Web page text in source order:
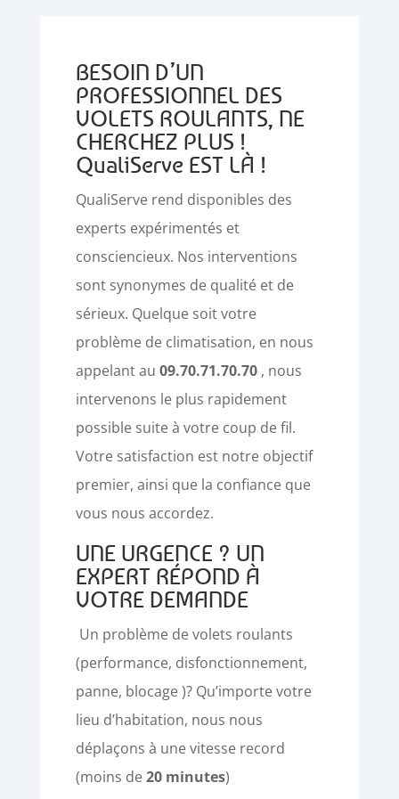
BESOIN D’UN
PROFESSIONNEL DES
VOLETS ROULANTS, NE
CHERCHEZ PLUS !
QualiServe EST LÀ !
QualiServe rend disponibles des
experts expérimentés et
consciencieux. Nos interventions
sont synonymes de qualité et de
sérieux. Quelque soit votre
problème de climatisation, en nous
appelant au 09.70.71.70.70 , nous
intervenons le plus rapidement
possible suite à votre coup de fil.
Votre satisfaction est notre objectif
premier, ainsi que la confiance que
vous nous accordez.
UNE URGENCE ? UN
EXPERT RÉPOND À
VOTRE DEMANDE
Un problème de volets roulants
(performance, disfonctionnement,
panne, blocage )? Qu’importe votre
lieu d’habitation, nous nous
déplaçons à une vitesse record
(moins de20 minutes)